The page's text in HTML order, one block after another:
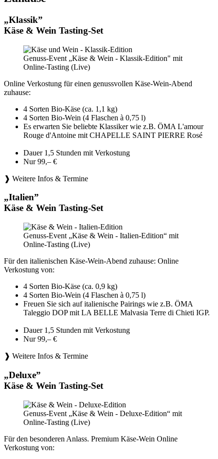
„Klassik”
Käse & Wein Tasting-Set
Genuss-Event „Käse & Wein - Klassik-Edition" mit
Online-Tasting (Live)
Online Verkostung für einen genussvollen Käse-Wein-Abend
zuhause:
4 Sorten Bio-Käse (ca. 1,1 kg)
4 Sorten Bio-Wein (4 Flaschen à 0,75 l)
Es erwarten Sie beliebte Klassiker wie z.B. ÖMA L'amour
Rouge d'Antoine mit CHAPELLE SAINT PIERRE Rosé
Dauer 1,5 Stunden mit Verkostung
Nur 99,– €
❱ Weitere Infos & Termine
„Italien”
Käse & Wein Tasting-Set
Genuss-Event „Käse & Wein - Italien-Edition“ mit
Online-Tasting (Live)
Für den italienischen Käse-Wein-Abend zuhause: Online
Verkostung von:
4 Sorten Bio-Käse (ca. 0,9 kg)
4 Sorten Bio-Wein (4 Flaschen à 0,75 l)
Freuen Sie sich auf italienische Pairings wie z.B. ÖMA
Taleggio DOP mit LA BELLE Malvasia Terre di Chieti IGP.
Dauer 1,5 Stunden mit Verkostung
Nur 99,– €
❱ Weitere Infos & Termine
„Deluxe”
Käse & Wein Tasting-Set
Genuss-Event „Käse & Wein - Deluxe-Edition“ mit
Online-Tasting (Live)
Für den besonderen Anlass. Premium Käse-Wein Online
Verkostung von: